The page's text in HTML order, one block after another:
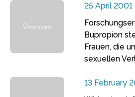
25 April 2001
Bupropion
Frauen, die
sexuellen
13 February